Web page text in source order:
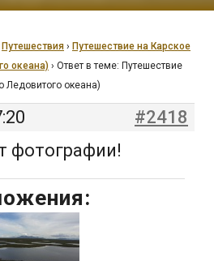
Путешествия › Путешествие на Карское
океана) › Ответ в теме: Путешествие
Ледовитого океана)
#2418
фотографии!